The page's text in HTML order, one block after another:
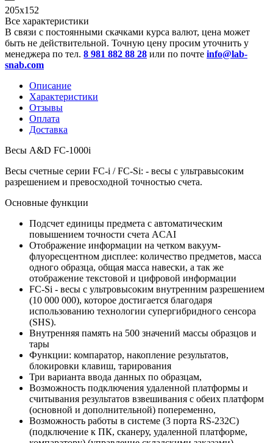
205х152
Все характеристики
В связи с постоянными скачками курса валют, цена может
быть не действительной. Точную цену просим уточнить у
менеджера по тел. 8 981 882 88 28 или по почте info@lab-
snab.com
Описание
Характеристики
Отзывы
Оплата
Доставка
Весы A&D FC-1000i
Весы счетные серии FC-i / FC-Si: - весы c ультравысоким
разрешением и превосходной точностью счета.
Основные функции
Подсчет единицы предмета с автоматическим
повышением точности счета ACAI
Отображение информации на четком вакуум-
флуоресцентном дисплее: количество предметов, масса
одного образца, общая масса навески, а так же
отображение текстовой и цифровой информации
FC-Si - весы с ультровысоким внутренним разрешением
(10 000 000), которое достигается благодаря
использованию технологии супергибридного сенсора
(SHS).
Внутренняя память на 500 значений массы образцов и
тары
Функции: компаратор, накопление результатов,
блокировки клавиш, тарирования
Три варианта ввода данных по образцам,
Возможность подключения удаленной платформы и
считывания результатов взвешивания с обеих платформ
(основной и дополнительной) попеременно,
Возможность работы в системе (3 порта RS-232C)
(подключение к ПК, сканеру, удаленной платформе,